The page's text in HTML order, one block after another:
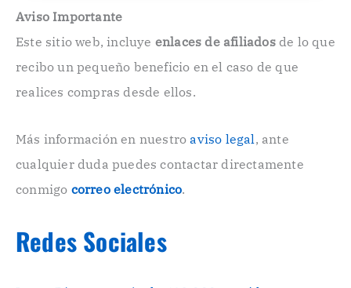
e
t
ó
n
o
.
Aviso Importante
Este sitio web, incluye enlaces de afiliadosde lo que
recibo un pequeño beneficio en el caso de que
realices compras desde ellos.
Más información en nuestroaviso legal , ante
cualquier duda puedes contactar directamente
conmigo correo electrónico.
Redes Sociales